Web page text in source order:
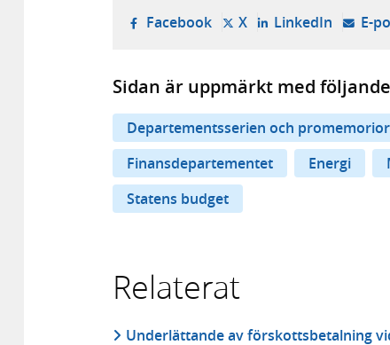
Facebook- öppnas i ny flik, extern
X- öppnas i ny flik,
LinkedIn- E-
Sidan är uppmärkt med
Departementsserien och promemorior
Finansdepartementet
Energi
Statens budget
Relaterat
Underlättande av förskottsbetalning